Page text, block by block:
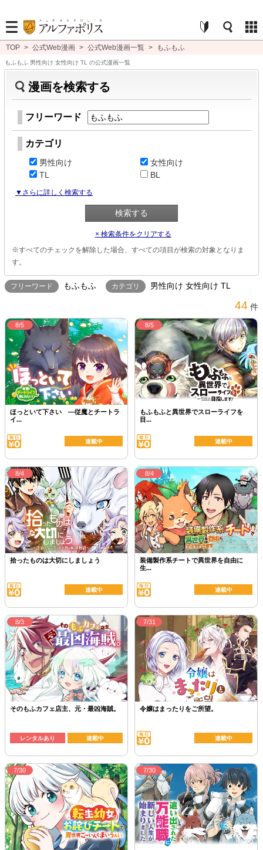
TOP > 公式Web漫画 > 公式Web漫画一覧 > もふもふ
もふもふ 男性向け 女性向け TL の公式漫画一覧
漫画を検索する
フリーワード
カテゴリ
男性向け
女性向け
TL
BL
▼さらに詳しく検索する
× 検索条件をクリアする
※すべてのチェックを解除した場合、すべての項目が検索の対象となりま
す。
フリーワード もふもふ カテゴリ 男性向け 女性向け TL
44 件
8/5
ほっといて下さい ―従魔とチートラ
イ...
連載中
8/5
もふもふと異世界でスローライフを
目...
連載中
8/4
拾ったものは大切にしましょう
連載中
8/4
装備製作系チートで異世界を自由に
生...
連載中
8/3
そのもふカフェ店主、元・最凶海賊。
レンタルあり 連載中
7/31
令嬢はまったりをご所望。
連載中
7/30 7/30